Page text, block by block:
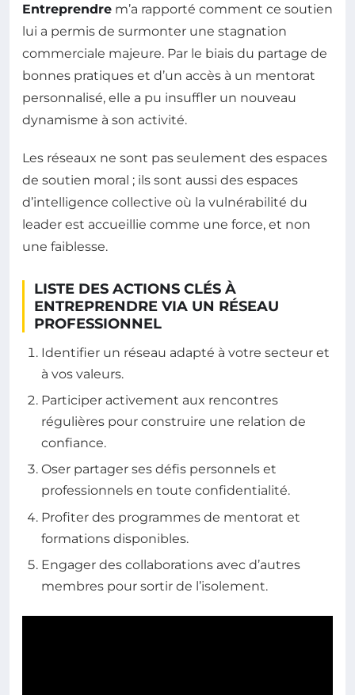
Entreprendre m’a rapporté comment ce soutien
lui a permis de surmonter une stagnation
commerciale majeure. Par le biais du partage de
bonnes pratiques et d’un accès à un mentorat
personnalisé, elle a pu insuffler un nouveau
dynamisme à son activité.
Les réseaux ne sont pas seulement des espaces
de soutien moral ; ils sont aussi des espaces
d’intelligence collective où la vulnérabilité du
leader est accueillie comme une force, et non
une faiblesse.
LISTE DES ACTIONS CLÉS À
ENTREPRENDRE VIA UN RÉSEAU
PROFESSIONNEL
Identifier un réseau adapté à votre secteur et
à vos valeurs.
Participer activement aux rencontres
régulières pour construire une relation de
confiance.
Oser partager ses défis personnels et
professionnels en toute confidentialité.
Profiter des programmes de mentorat et
formations disponibles.
Engager des collaborations avec d’autres
membres pour sortir de l’isolement.